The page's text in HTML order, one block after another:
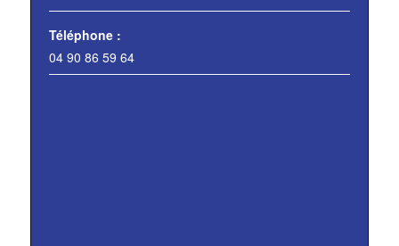
Téléphone :
04 90 86 59 64